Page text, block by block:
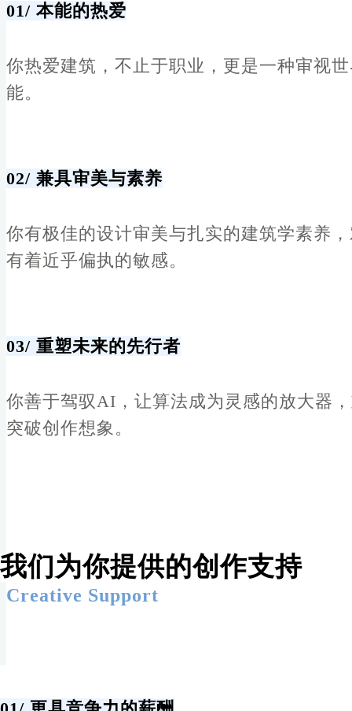
01/ 本能的热爱
你热爱建筑，不止于职业，更是一种审视
能。
02/ 兼具审美与素养
你有极佳的设计审美与扎实的建筑学素养
有着近乎偏执的敏感。
03/ 重塑未来的先行者
你善于驾驭AI，让算法成为灵感的放大器
突破创作想象。
我们为你提供的创作支持
Creative Support